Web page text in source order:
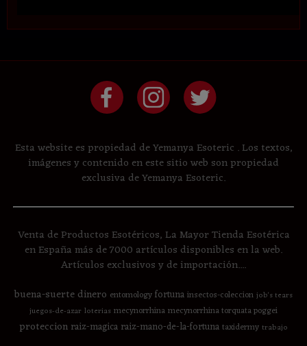
Esta website es propiedad de Yemanya Esoteric . Los textos,
imágenes y contenido en este sitio web son propiedad
exclusiva de Yemanya Esoteric.
Venta de Productos Esotéricos, La Mayor Tienda Esotérica
en España más de 7000 artículos disponibles en la web.
Artículos exclusivos y de importación....
buena-suertedinero entomologyfortunainsectos-coleccion job's tears
juegos-de-azar loterias mecynorrhinamecynorrhina torquata poggei
proteccion raiz-magica raiz-mano-de-la-fortunataxidermy trabajo